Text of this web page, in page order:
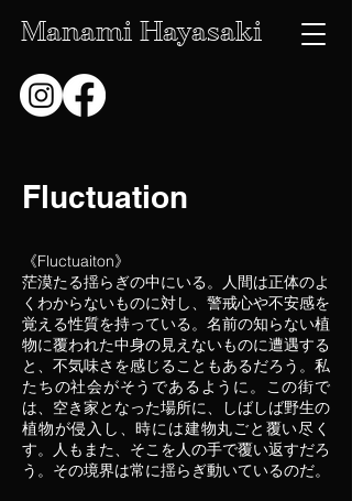
Manami Hayasaki
Fluctuation
《Fluctuaiton》
茫漠たる揺らぎの中にいる。人間は正体のよ
くわからないものに対し、警戒心や不安感を
覚える性質を持っている。名前の知らない植
物に覆われた中身の見えないものに遭遇する
と、不気味さを感じることもあるだろう。私
たちの社会がそうであるように。この街で
は、空き家となった場所に、しばしば野生の
植物が侵入し、時には建物丸ごと覆い尽く
す。人もまた、そこを人の手で覆い返すだろ
う。その境界は常に揺らぎ動いているのだ。